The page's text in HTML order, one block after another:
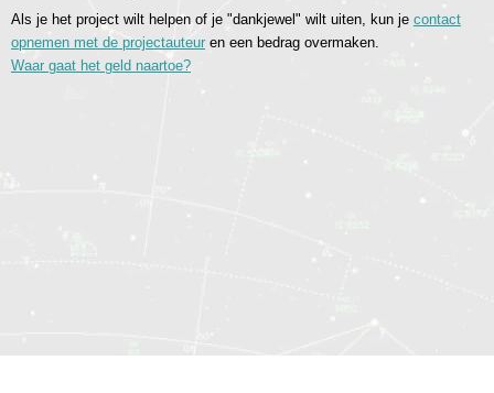
Als je het project wilt helpen of je "dankjewel" wilt uiten, kun je contact
opnemen met de projectauteur en een bedrag overmaken.
Waar gaat het geld naartoe?